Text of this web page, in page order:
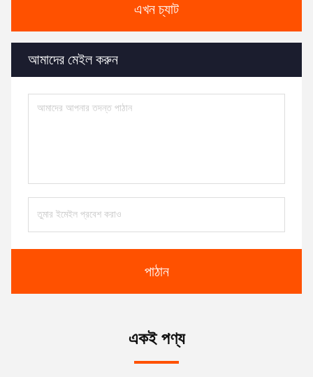
এখন চ্যাট
আমাদের মেইল ​​করুন
পাঠান
একই পণ্য